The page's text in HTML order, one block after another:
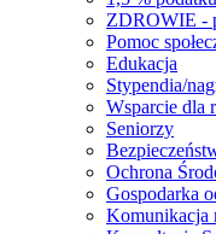
ZDROWIE -
Pomoc
Edukacja
Stypendia/
Wsparcie dla
Seniorzy
Ochrona
Gospodarka
Komunikacja